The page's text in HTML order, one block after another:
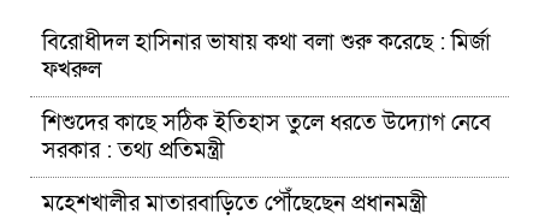
বিরোধীদল হাসিনার ভাষায় কথা বলা শুরু করেছে : মির্জা
ফখরুল
শিশুদের কাছে সঠিক ইতিহাস তুলে ধরতে উদ্যোগ নেবে
সরকার : তথ্য প্রতিমন্ত্রী
মহেশখালীর মাতারবাড়িতে পৌঁছেছেন প্রধানমন্ত্রী